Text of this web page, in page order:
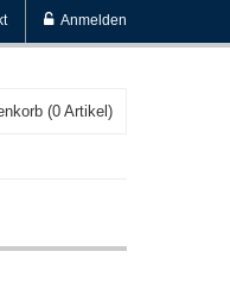
Anmelden
(0 Artikel)